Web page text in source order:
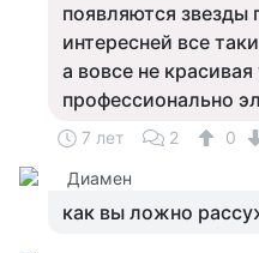
появляются
интересней все
а вовсе не
профессионально
7 лет 2
0
Диамен
как вы ложно